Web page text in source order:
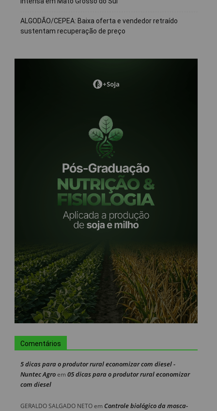
ALGODÃO/CEPEA: Baixa oferta e vendedor retraído
sustentam recuperação de preço
Comentários
5 dicas para o produtor rural economizar com diesel -
Nuntec Agroem 05 dicas para o produtor rural economizar
com diesel
GERALDO SALGADO NETOem Controle biológico da mosca-